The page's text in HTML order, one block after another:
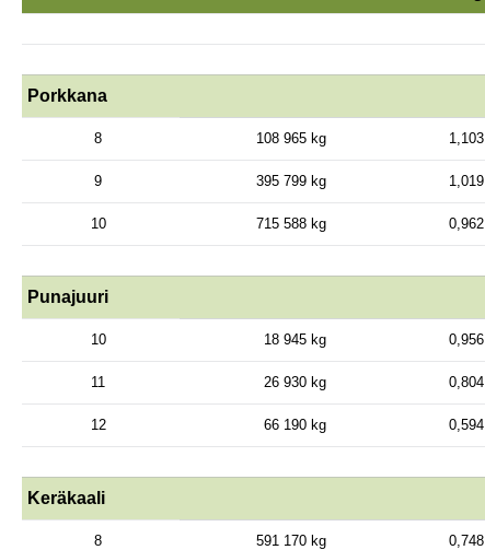
Porkkana
8 108 965 kg 1,103
9 395 799 kg 1,019
10 715 588 kg 0,962
Punajuuri
10 18 945 kg 0,956
11 26 930 kg 0,804
12 66 190 kg 0,594
Keräkaali
8 591 170 kg 0,748